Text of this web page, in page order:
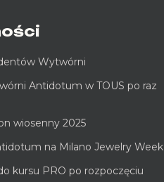
Wytwórni
Antidotum w TOUS po raz
wiosenny 2025
na Milano Jewelry Week
kursu PRO po rozpoczęciu